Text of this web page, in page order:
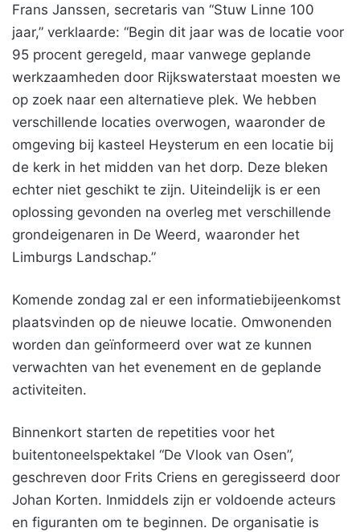
Frans Janssen, secretaris van “Stuw Linne 100
jaar,” verklaarde: “Begin dit jaar was de locatie voor
95 procent geregeld, maar vanwege geplande
werkzaamheden door Rijkswaterstaat moesten we
op zoek naar een alternatieve plek. We hebben
verschillende locaties overwogen, waaronder de
omgeving bij kasteel Heysterum en een locatie bij
de kerk in het midden van het dorp. Deze bleken
echter niet geschikt te zijn. Uiteindelijk is er een
oplossing gevonden na overleg met verschillende
grondeigenaren in De Weerd, waaronder het
Limburgs Landschap.”
Komende zondag zal er een informatiebijeenkomst
plaatsvinden op de nieuwe locatie. Omwonenden
worden dan geïnformeerd over wat ze kunnen
verwachten van het evenement en de geplande
activiteiten.
Binnenkort starten de repetities voor het
buitentoneelspektakel “De Vlook van Osen”,
geschreven door Frits Criens en geregisseerd door
Johan Korten. Inmiddels zijn er voldoende acteurs
en figuranten om te beginnen. De organisatie is